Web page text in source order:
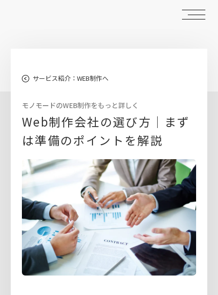
サービス紹介：WEB制作へ
モノモードのWEB制作をもっと詳しく
Web制作会社の選び方｜まず
は準備のポイントを解説